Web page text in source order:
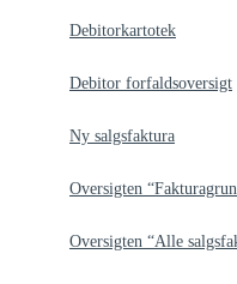
Debitorkartotek
Debitor forfaldsoversigt
Ny salgsfaktura
Oversigten
Oversigten “Alle